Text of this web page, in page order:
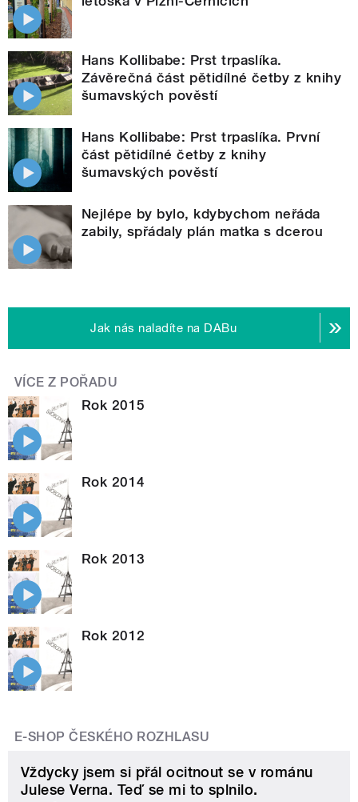
Hans Kollibabe: Prst trpaslíka.
Závěrečná část pětidílné četby z knihy
šumavských pověstí
Hans Kollibabe: Prst trpaslíka. První
část pětidílné četby z knihy
šumavských pověstí
Nejlépe by bylo, kdybychom neřáda
zabily, spřádaly plán matka s dcerou
Jak nás naladíte na DABu
VÍCE Z POŘADU
Rok 2015
Rok 2014
Rok 2013
Rok 2012
E-SHOP ČESKÉHO ROZHLASU
Vždycky jsem si přál ocitnout se v románu
Julese Verna. Teď se mi to splnilo.